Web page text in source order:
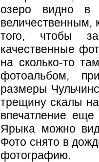
озеро видно в
величественным,
того, чтобы
качественные
на сколько-то
фотоальбом,
размеры
трещину скалы
впечатление
Ярыка можно
Фото снято в
фотографию.